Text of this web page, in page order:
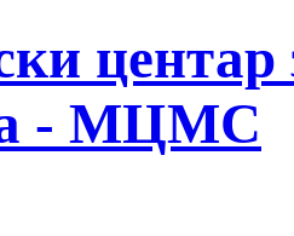
центар
- МЦМС